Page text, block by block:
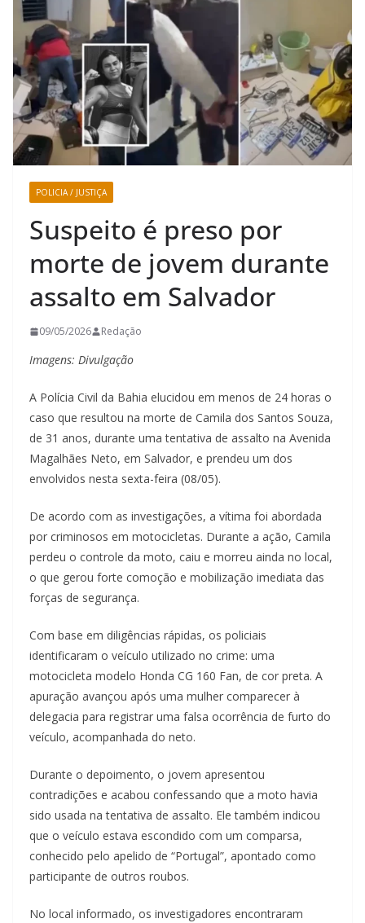
POLICIA / JUSTIÇA
Suspeito é preso por
morte de jovem durante
assalto em Salvador
09/05/2026 Redação
Imagens: Divulgação
A Polícia Civil da Bahia elucidou em menos de 24 horas o
caso que resultou na morte de Camila dos Santos Souza,
de 31 anos, durante uma tentativa de assalto na Avenida
Magalhães Neto, em Salvador, e prendeu um dos
envolvidos nesta sexta-feira (08/05).
De acordo com as investigações, a vítima foi abordada
por criminosos em motocicletas. Durante a ação, Camila
perdeu o controle da moto, caiu e morreu ainda no local,
o que gerou forte comoção e mobilização imediata das
forças de segurança.
Com base em diligências rápidas, os policiais
identificaram o veículo utilizado no crime: uma
motocicleta modelo Honda CG 160 Fan, de cor preta. A
apuração avançou após uma mulher comparecer à
delegacia para registrar uma falsa ocorrência de furto do
veículo, acompanhada do neto.
Durante o depoimento, o jovem apresentou
contradições e acabou confessando que a moto havia
sido usada na tentativa de assalto. Ele também indicou
que o veículo estava escondido com um comparsa,
conhecido pelo apelido de “Portugal”, apontado como
participante de outros roubos.
No local informado, os investigadores encontraram